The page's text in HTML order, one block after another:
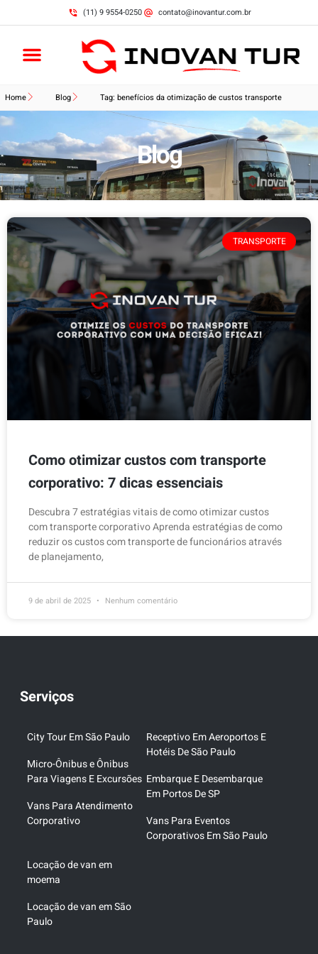
(11) 9 9554-0250 contato@inovantur.com.br
Home Blog Tag: benefícios da otimização de custos transporte
Blog
TRANSPORTE
Como otimizar custos com transporte
corporativo: 7 dicas essenciais
Descubra 7 estratégias vitais de como otimizar custos
com transporte corporativo Aprenda estratégias de como
reduzir os custos com transporte de funcionários através
de planejamento,
9 de abril de 2025 Nenhum comentário
Serviços
City Tour Em São Paulo
Micro-Ônibus e Ônibus
Para Viagens E Excursões
Vans Para Atendimento
Corporativo
Receptivo Em Aeroportos E
Hotéis De São Paulo
Embarque E Desembarque
Em Portos De SP
Vans Para Eventos
Corporativos Em São Paulo
Locação de van em
moema
Locação de van em São
Paulo